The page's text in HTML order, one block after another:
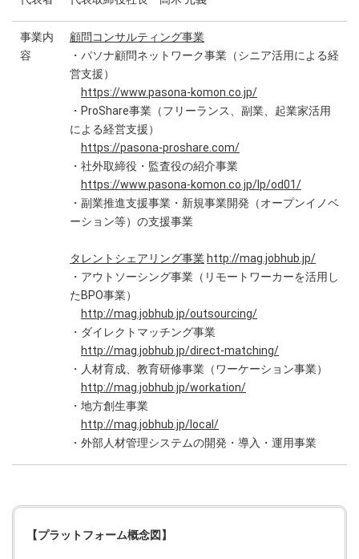
事業内
容
顧問コンサルティング事業
・パソナ顧問ネットワーク事業（シニア活用による経
営支援）
https://www.pasona-komon.co.jp/
・ProShare事業（フリーランス、副業、起業家活用
による経営支援）
https://pasona-proshare.com/
・社外取締役・監査役の紹介事業
https://www.pasona-komon.co.jp/lp/od01/
・副業推進支援事業・新規事業開発（オープンイノベ
ーション等）の支援事業
タレントシェアリング事業 http://mag.jobhub.jp/
・アウトソーシング事業（リモートワーカーを活用し
たBPO事業）
http://mag.jobhub.jp/outsourcing/
・ダイレクトマッチング事業
http://mag.jobhub.jp/direct-matching/
・人材育成、教育研修事業（ワーケーション事業）
http://mag.jobhub.jp/workation/
・地方創生事業
http://mag.jobhub.jp/local/
・外部人材管理システムの開発・導入・運用事業
【プラットフォーム概念図】